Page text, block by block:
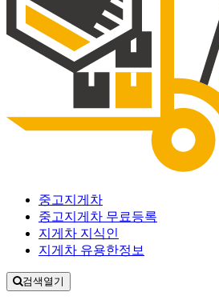
중고지게차
중고지게차 무료등록
지게차 지식인
지게차 유용한정보
검색열기